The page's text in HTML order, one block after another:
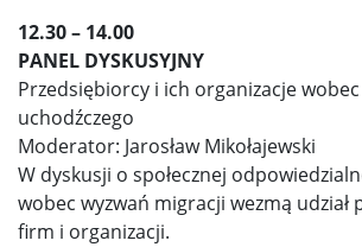
12.30 – 14.00
PANEL DYSKUSYJNY
Przedsiębiorcy i ich organizacje
uchodźczego
Moderator: Jarosław Mikołajewski
W dyskusji o społecznej
wobec wyzwań migracji wezmą udział
firm i organizacji.